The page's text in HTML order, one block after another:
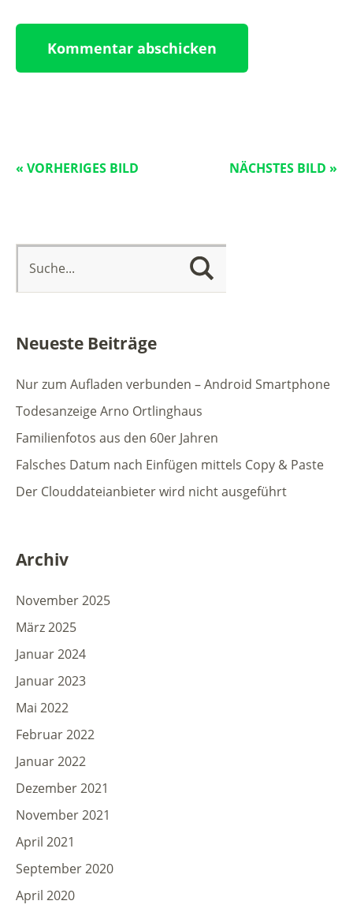
« VORHERIGES BILD NÄCHSTES BILD »
Neueste Beiträge
Nur zum Aufladen verbunden – Android Smartphone
Todesanzeige Arno Ortlinghaus
Familienfotos aus den 60er Jahren
Falsches Datum nach Einfügen mittels Copy & Paste
Der Clouddateianbieter wird nicht ausgeführt
Archiv
November 2025
März 2025
Januar 2024
Januar 2023
Mai 2022
Februar 2022
Januar 2022
Dezember 2021
November 2021
April 2021
September 2020
April 2020